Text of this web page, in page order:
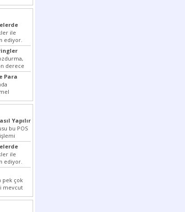
ile
ediyor.
derece
Para
derece zor
Yapılır
bu POS
ile
ediyor.
pek çok
mevcut